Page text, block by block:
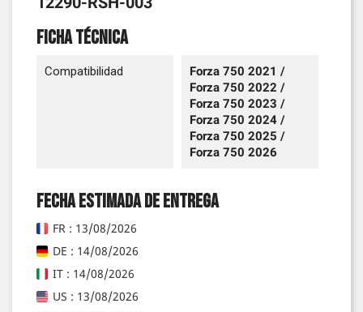
Ficha técnica
Compatibilidad
Forza 750 2021 /
Forza 750 2022 /
Forza 750 2023 /
Forza 750 2024 /
Forza 750 2025 /
Forza 750 2026
Fecha estimada de entrega
FR : 13/08/2026
DE : 14/08/2026
IT : 14/08/2026
US : 13/08/2026